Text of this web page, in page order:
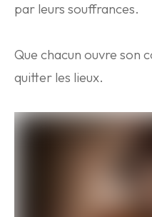
par leurs souffrances.
Que chacun ouvre son
quitter les lieux.